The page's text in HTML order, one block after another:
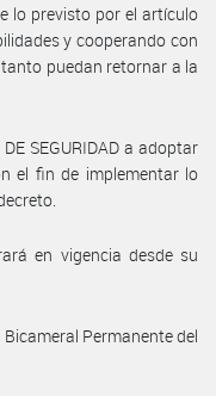
lo previsto por el artículo
y cooperando con
puedan retornar a la
SEGURIDAD a adoptar
el fin de implementar lo
en vigencia desde su
Bicameral Permanente del